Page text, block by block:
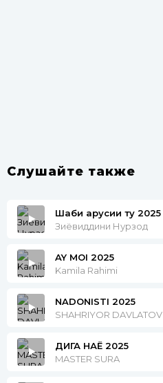
Слушайте также
Шаби арусии ту 2025
Зиёвиддини Нурзод
AY MOI 2025
Kamila Rahimi
NADONISTI 2025
SHAHRIYOR DAVLATOV
ДИГА НАЁ 2025
MASTER SURA